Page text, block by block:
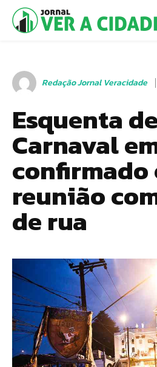
Redação Jornal Veracidade
Esquenta de
Carnaval
confirmado
reunião
de rua